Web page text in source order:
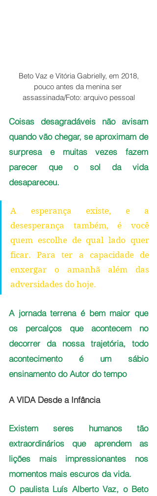
Beto Vaz e Vitória Gabrielly, em 2018,
pouco antes da menina ser
assassinada/Foto: arquivo pessoal
Coisas desagradáveis não avisam
quando vão chegar, se aproximam de
surpresa e muitas vezes fazem
parecer que o sol da vida
desapareceu.
A esperança existe, e a
desesperança também, é você
quem escolhe de qual lado quer
ficar. Para ter a capacidade de
enxergar o amanhã além das
adversidades do hoje.
A jornada terrena é bem maior que
os percalços que acontecem no
decorrer da nossa trajetória, todo
acontecimento é um sábio
ensinamento do Autor do tempo
A VIDA Desde a Infância
Existem seres humanos tão
extraordinários que aprendem as
lições mais impressionantes nos
momentos mais escuros da vida.
O paulista Luís Alberto Vaz, o Beto